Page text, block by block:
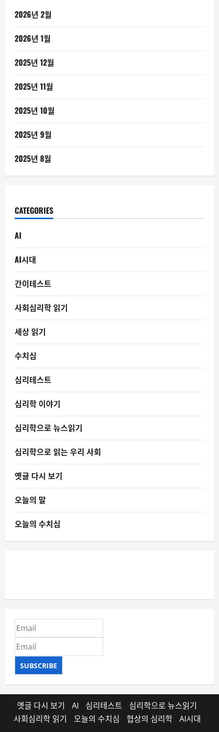
2026년 2월
2026년 1월
2025년 12월
2025년 11월
2025년 10월
2025년 9월
2025년 8월
CATEGORIES
AI
AI시대
간이테스트
사회심리학 읽기
세상 읽기
수치심
심리테스트
심리학 이야기
심리학으로 뉴스읽기
심리학으로 읽는 우리 사회
옛글 다시 보기
오늘의 말
오늘의 수치심
SUBSCRIBE
옛글 다시 보기 AI 심리테스트
심리학으로 뉴스읽기
사회심리학 읽기
오늘의 수치심 협상의 심리학 AI시대